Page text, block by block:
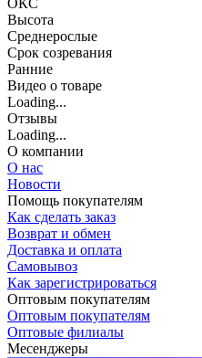
ОКС
Высота
Среднерослые
Срок созревания
Ранние
Видео о товаре
Loading...
Отзывы
Loading...
О компании
О нас
Новости
Помощь покупателям
Как сделать заказ
Возврат и обмен
Доставка и оплата
Самовывоз
Как зарегистрироваться
Оптовым покупателям
Оптовым покупателям
Оптовые филиалы
Месенджеры